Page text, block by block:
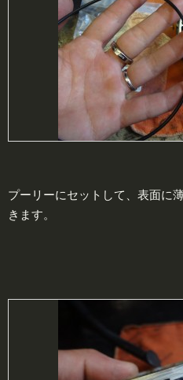
プーリーにセットして、表面に
きます。